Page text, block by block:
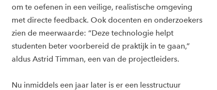
om te oefenen in een veilige, realistische omgeving
met directe feedback. Ook docenten en onderzoekers
zien de meerwaarde: “Deze technologie helpt
studenten beter voorbereid de praktijk in te gaan,”
aldus Astrid Timman, een van de projectleiders.
Nu inmiddels een jaar later is er een lesstructuur